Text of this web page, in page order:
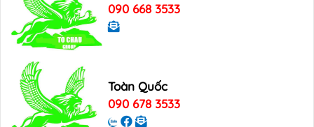
090 668 3533
Toàn Quốc
090 678 3533